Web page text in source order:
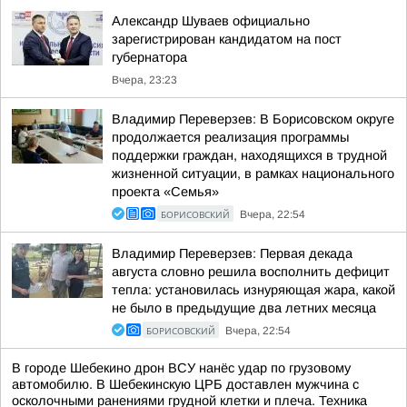
Александр Шуваев официально
зарегистрирован кандидатом на пост
губернатора
Вчера, 23:23
Владимир Переверзев: В Борисовском округе
продолжается реализация программы
поддержки граждан, находящихся в трудной
жизненной ситуации, в рамках национального
проекта «Семья»
БОРИСОВСКИЙ Вчера, 22:54
Владимир Переверзев: Первая декада
августа словно решила восполнить дефицит
тепла: установилась изнуряющая жара, какой
не было в предыдущие два летних месяца
БОРИСОВСКИЙ Вчера, 22:54
В городе Шебекино дрон ВСУ нанёс удар по грузовому
автомобилю. В Шебекинскую ЦРБ доставлен мужчина с
осколочными ранениями грудной клетки и плеча. Техника